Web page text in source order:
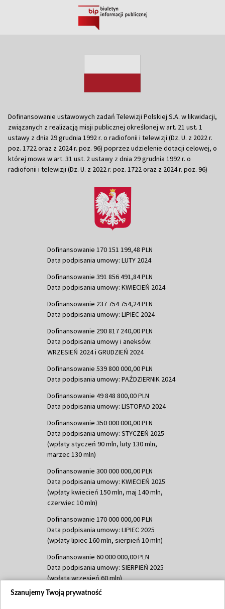
Dofinansowanie ustawowych zadań Telewizji Polskiej S.A. w likwidacji,
związanych z realizacją misji publicznej określonej w art. 21 ust. 1
ustawy z dnia 29 grudnia 1992 r. o radiofonii i telewizji (Dz. U. z 2022 r.
poz. 1722 oraz z 2024 r. poz. 96) poprzez udzielenie dotacji celowej, o
której mowa w art. 31 ust. 2 ustawy z dnia 29 grudnia 1992 r. o
radiofonii i telewizji (Dz. U. z 2022 r. poz. 1722 oraz z 2024 r. poz. 96)
Dofinansowanie 170 151 199,48 PLN
Data podpisania umowy: LUTY 2024
Dofinansowanie 391 856 491,84 PLN
Data podpisania umowy: KWIECIEŃ 2024
Dofinansowanie 237 754 754,24 PLN
Data podpisania umowy: LIPIEC 2024
Dofinansowanie 290 817 240,00 PLN
Data podpisania umowy i aneksów:
WRZESIEŃ 2024 i GRUDZIEŃ 2024
Dofinansowanie 539 800 000,00 PLN
Data podpisania umowy: PAŹDZIERNIK 2024
Dofinansowanie 49 848 800,00 PLN
Data podpisania umowy: LISTOPAD 2024
Dofinansowanie 350 000 000,00 PLN
Data podpisania umowy: STYCZEŃ 2025
(wpłaty styczeń 90 mln, luty 130 mln,
marzec 130 mln)
Dofinansowanie 300 000 000,00 PLN
Data podpisania umowy: KWIECIEŃ 2025
(wpłaty kwiecień 150 mln, maj 140 mln,
czerwiec 10 mln)
Dofinansowanie 170 000 000,00 PLN
Data podpisania umowy: LIPIEC 2025
(wpłaty lipiec 160 mln, sierpień 10 mln)
Dofinansowanie 60 000 000,00 PLN
Data podpisania umowy: SIERPIEŃ 2025
(wpłata wrzesień 60 mln)
Dofinansowanie 635 783 051,21 PLN
Szanujemy Twoją prywatność